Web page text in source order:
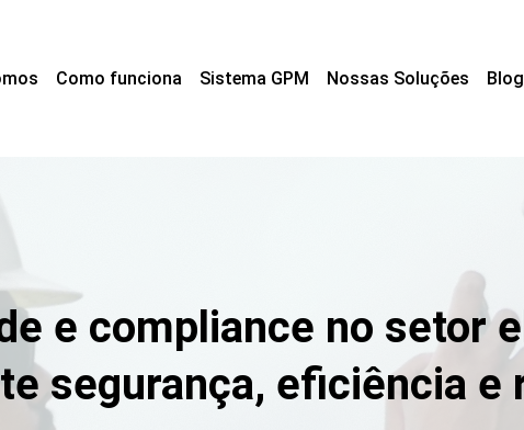
Como funciona Sistema GPM Nossas Soluções Blog
e compliance no setor
segurança, eficiência e